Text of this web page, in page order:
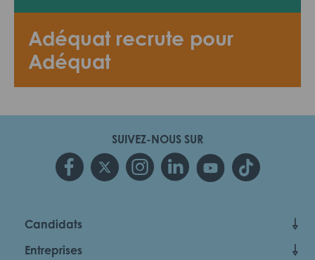
Adéquat recrute pour
Adéquat
SUIVEZ-NOUS SUR
Candidats
Entreprises